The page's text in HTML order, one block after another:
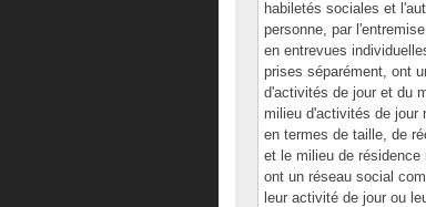
habiletés sociales et
personne, par
en entrevues
prises séparément, ont
d'activités de jour et du
milieu d'activités de jour
en termes de taille, de
et le milieu de
ont un réseau social
leur activité de jour ou